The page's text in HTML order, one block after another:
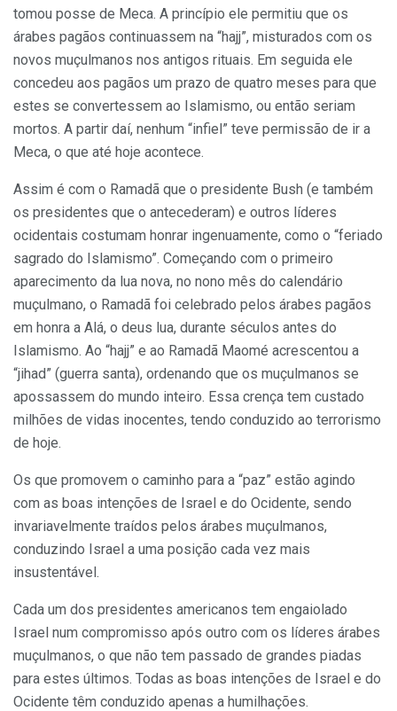
tomou posse de Meca. A princípio ele permitiu que os
árabes pagãos continuassem na “hajj”, misturados com os
novos muçulmanos nos antigos rituais. Em seguida ele
concedeu aos pagãos um prazo de quatro meses para que
estes se convertessem ao Islamismo, ou então seriam
mortos. A partir daí, nenhum “infiel” teve permissão de ir a
Meca, o que até hoje acontece.
Assim é com o Ramadã que o presidente Bush (e também
os presidentes que o antecederam) e outros líderes
ocidentais costumam honrar ingenuamente, como o “feriado
sagrado do Islamismo”. Começando com o primeiro
aparecimento da lua nova, no nono mês do calendário
muçulmano, o Ramadã foi celebrado pelos árabes pagãos
em honra a Alá, o deus lua, durante séculos antes do
Islamismo. Ao “hajj” e ao Ramadã Maomé acrescentou a
“jihad” (guerra santa), ordenando que os muçulmanos se
apossassem do mundo inteiro. Essa crença tem custado
milhões de vidas inocentes, tendo conduzido ao terrorismo
de hoje.
Os que promovem o caminho para a “paz” estão agindo
com as boas intenções de Israel e do Ocidente, sendo
invariavelmente traídos pelos árabes muçulmanos,
conduzindo Israel a uma posição cada vez mais
insustentável.
Cada um dos presidentes americanos tem engaiolado
Israel num compromisso após outro com os líderes árabes
muçulmanos, o que não tem passado de grandes piadas
para estes últimos. Todas as boas intenções de Israel e do
Ocidente têm conduzido apenas a humilhações.